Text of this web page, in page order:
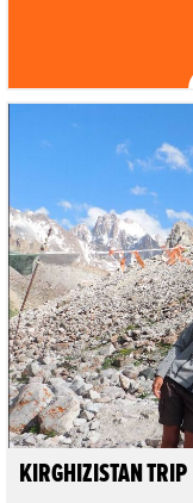
KIRGHIZISTAN TRIP